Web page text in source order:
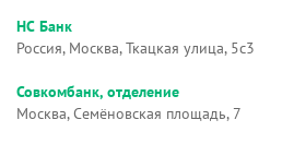
НС Банк
Россия, Москва, Ткацкая улица, 5с3
Совкомбанк, отделение
Москва, Семёновская площадь, 7